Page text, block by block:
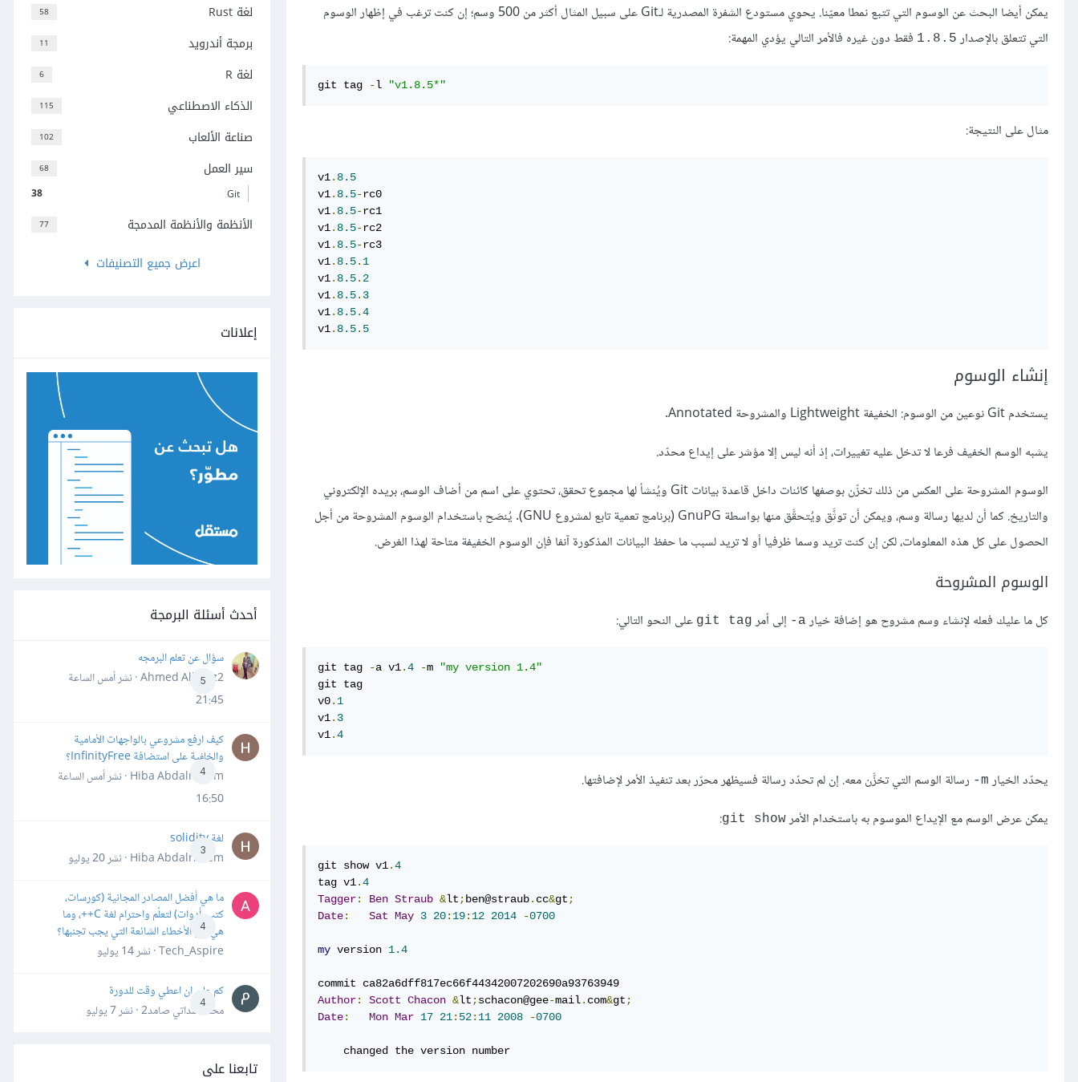
يمكن أيضا البحث عن الوسوم التي تتبع نمطا معيّنا. يحوي مستودع الشفرة المصدرية لـGit على سبيل المثال أكثر من 500 وسم؛ إن كنت ترغب في إظهار الوسوم
التي تتعلق بالإصدار 1.8.5 فقط دون غيره فالأمر التالي يؤدي المهمة:
git tag -l "v1.8.5*"
مثال على النتيجة:
v1. 8.5
v1. 8.5-rc0
v1. 8.5-rc1
v1. 8.5-rc2
v1. 8.5-rc3
v1. 8.5. 1
v1. 8.5. 2
v1. 8.5. 3
v1. 8.5.4
v1. 8.5. 5
إنشاء الوسوم
يستخدم Git نوعين من الوسوم: الخفيفة Lightweight والمشروحة Annotated.
يشبه الوسم الخفيف فرعا لا تدخل عليه تغييرات، إذ أنه ليس إلا مؤشر على إيداع محدّد.
الوسوم المشروحة على العكس من ذلك تخزّن بوصفها كائنات داخل قاعدة بيانات Git ويُنشأ لها مجموع تحقق، تحتوي على اسم من أضاف الوسم، بريده الإلكتروني
والتاريخ. كما أن لديها رسالة وسم، ويمكن أن توثَّق ويُتحقَّق منها بواسطة GnuPG (برنامج تعمية تابع لمشروع GNU). يُنصَح باستخدام الوسوم المشروحة من أجل
الحصول على كل هذه المعلومات، لكن إن كنت تريد وسما ظرفيا أو لا تريد لسبب ما حفظ البيانات المذكورة آنفا فإن الوسوم الخفيفة متاحة لهذا الغرض.
الوسوم المشروحة
كل ما عليك فعله لإنشاء وسم مشروح هو إضافة خيار a- إلى أمر git tag على النحو التالي:
git tag -a v1.4 -m
"my version 1.4"
git tag
v0. 1
v1. 3
v1.4
يحدّد الخيار m-
رسالة الوسم التي تخزَّن معه. إن لم تحدّد رسالة فسيظهر محرّر بعد تنفيذ الأمر لإضافتها.
يمكن عرض الوسم مع الإيداع الموسوم به باستخدام الأمرgit show
:
git show v1.4
tag v1.4
Tagger: Ben Straub &lt ; ben@straub. cc&gt ;
Date: Sat May 3 20: 19: 12 2014 -0700
my version 1.4
Author: Scott Chacon &lt ;schacon@gee-mail. com&gt ;
Date: Mon Mar 17 21: 52: 11 2008 -0700
    changed the version number
58 لغة Rust
11 برمجة أندرويد
6 لغة R
115 الذكاء الاصطناعي
102 صناعة الألعاب
68 سير العمل
38 Git
77
الأنظمة والأنظمة المدمجة
اعرض جميع التصنيفات
إعلانات
أحدث أسئلة البرمجة
5
سؤال عن تعلم البرمجه
Ahmed Alhafiz2 · نشر
أمس الساعة
21:45
4
كيف ارفع مشروعي بالواجهات الأمامية
والخلفية على استضافة InfinityFree؟
Hiba Abdalrheem · نشر
أمس الساعة
16:50
3
لغة solidity
Hiba Abdalrheem · نشر
20 يوليو
4
ما هي أفضل المصادر المجانية (كورسات،
كتب، أدوات) لتعلّم واحترام لغة C++، وما
هي أهم الأخطاء الشائعة التي يجب تجنبها؟
Tech_Aspire · نشر
14 يوليو
4
كم علي ان اعطي وقت للدورة
محمد سداتي صامد2 · نشر
7 يوليو
تابعنا على